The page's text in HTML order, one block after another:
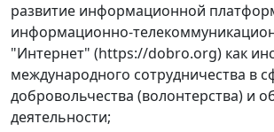
развитие информационной
информационно-
"Интернет" (https://dobro.org) как
международного сотрудничества в
добровольчества (волонтерства) и
деятельности;